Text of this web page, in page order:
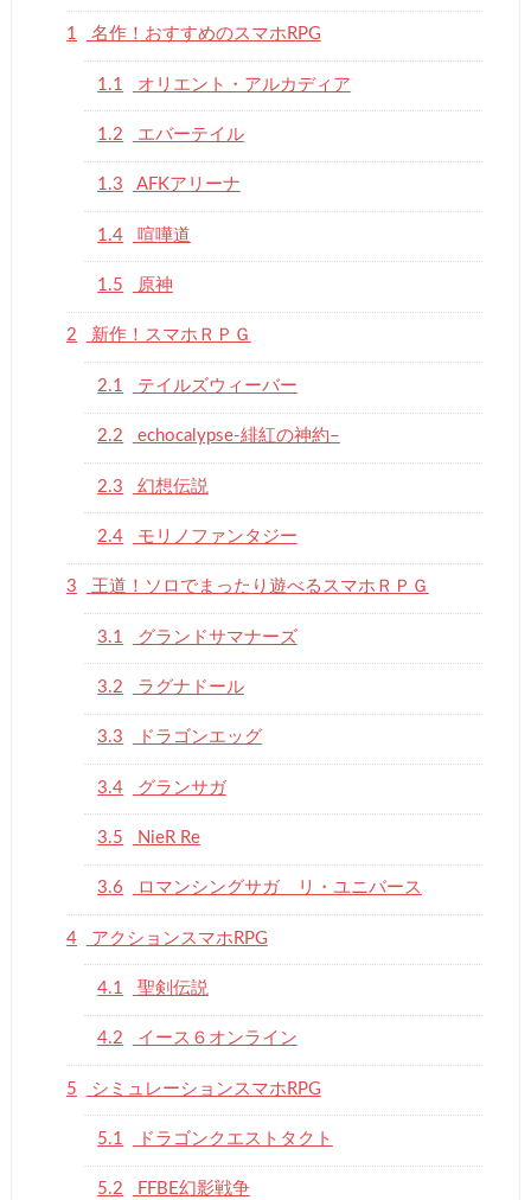
1 名作！おすすめのスマホRPG
1.1 オリエント・アルカディア
1.2 エバーテイル
1.3 AFKアリーナ
1.4 喧嘩道
1.5 原神
2 新作！スマホＲＰＧ
2.1 テイルズウィーバー
2.2 echocalypse-緋紅の神約–
2.3 幻想伝説
2.4 モリノファンタジー
3 王道！ソロでまったり遊べるスマホＲＰＧ
3.1 グランドサマナーズ
3.2 ラグナドール
3.3 ドラゴンエッグ
3.4 グランサガ
3.5 NieR Re
3.6 ロマンシングサガ リ・ユニバース
4 アクションスマホRPG
4.1 聖剣伝説
4.2 イース６オンライン
5 シミュレーションスマホRPG
5.1 ドラゴンクエストタクト
5.2 FFBE幻影戦争